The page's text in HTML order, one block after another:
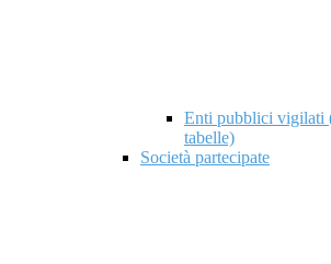
Enti pubblici vigilati
tabelle)
Società partecipate